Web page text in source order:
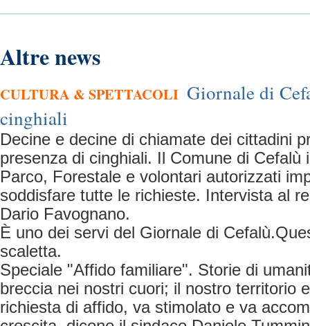
Altre news
CULTURA & SPETTACOLI Giornale di
cinghiali
Decine e decine di chiamate dei cittadini
presenza di cinghiali. Il Comune di Cefalù
Parco, Forestale e volontari autorizzati
soddisfare tutte le richieste. Intervista al
Dario Favognano.
È uno dei servi del Giornale di
scaletta.
Speciale "Affido familiare". Storie di
breccia nei nostri cuori; il nostro territorio
richiesta di affido, va stimolato e va